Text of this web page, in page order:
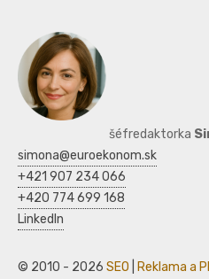
šéfredaktorka
simona@euroekonom.sk
+421 907 234 066
+420 774 699 168
LinkedIn
© 2010 - 2026 SEO Reklama a